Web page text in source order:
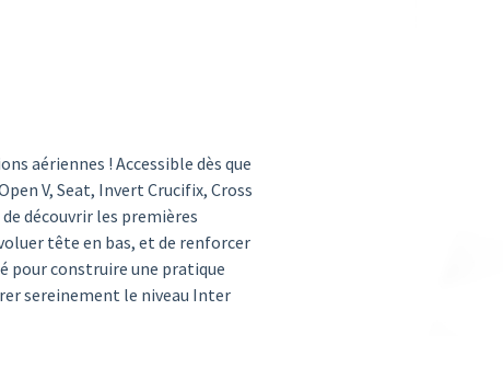
aériennes ! Accessible dès que
V, Seat, Invert Crucifix, Cross
découvrir les premières
tête en bas, et de renforcer
pour construire une pratique
sereinement le niveau Inter